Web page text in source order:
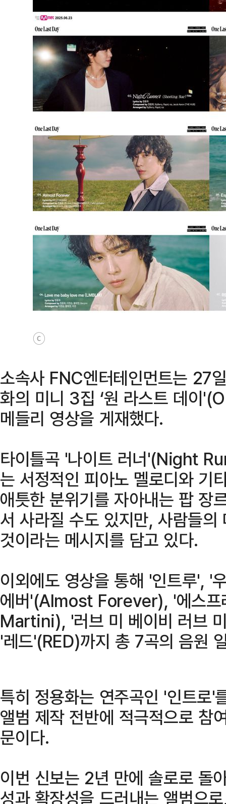
ⓒ
소속사 FNC엔터테인먼트는 27
화의 미니 3집 ‘원 라스트 데이
메들리 영상을 게재했다.
타이틀곡 '나이트 러너'(Night
는 서정적인 피아노 멜로디와 기
애틋한 분위기를 자아내는 팝 장
서 사라질 수도 있지만, 사람들
것이라는 메시지를 담고 있다.
이외에도 영상을 통해 '인트루', '
에버'(Almost Forever), '에스
Martini), '러브 미 베이비 러브
'레드'(RED)까지 총 7곡의 음원
특히 정용화는 연주곡인 '인트로'
앨범 제작 전반에 적극적으로 참
문이다.
이번 신보는 2년 만에 솔로로 돌
성과 확장성을 드러내는 앨범으